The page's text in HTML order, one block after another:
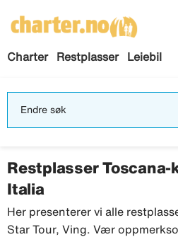
Charter Restplasser Leiebil
Endre søk
Restplasser Toscana-
Italia
Her presenterer vi alle
Star Tour, Ving. Vær